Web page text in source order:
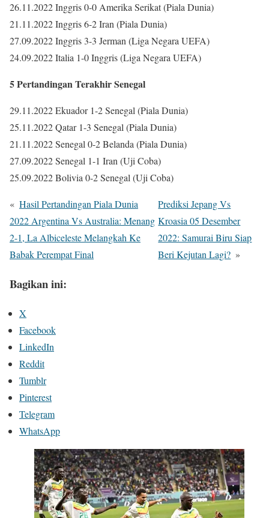
26.11.2022 Inggris 0-0 Amerika Serikat (Piala Dunia)
21.11.2022 Inggris 6-2 Iran (Piala Dunia)
27.09.2022 Inggris 3-3 Jerman (Liga Negara UEFA)
24.09.2022 Italia 1-0 Inggris (Liga Negara UEFA)
5 Pertandingan Terakhir Senegal
29.11.2022 Ekuador 1-2 Senegal (Piala Dunia)
25.11.2022 Qatar 1-3 Senegal (Piala Dunia)
21.11.2022 Senegal 0-2 Belanda (Piala Dunia)
27.09.2022 Senegal 1-1 Iran (Uji Coba)
25.09.2022 Bolivia 0-2 Senegal (Uji Coba)
« Hasil Pertandingan Piala Dunia
2022 Argentina Vs Australia: Menang
2-1, La Albiceleste Melangkah Ke
Babak Perempat Final
Prediksi Jepang Vs
Kroasia 05 Desember
2022: Samurai Biru Siap
Beri Kejutan Lagi? »
Bagikan ini:
X
Facebook
LinkedIn
Reddit
Tumblr
Pinterest
Telegram
WhatsApp